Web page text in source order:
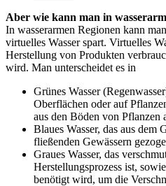
Aber wie kann man in
In wasserarmen Regionen kann
virtuelles Wasser spart. Virtuelles
Herstellung von Produkten
wird. Man unterscheidet es in
Grünes Wasser
Oberflächen oder auf
aus den Böden von Pflanzen
Blaues Wasser, das aus dem
fließenden Gewässern
Graues Wasser, das
Herstellungsprozess ist,
benötigt wird, um die